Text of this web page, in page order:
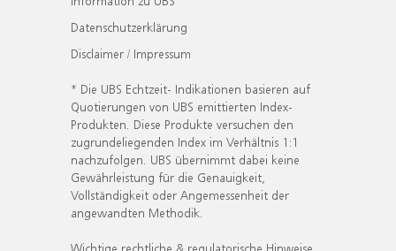
Datenschutzerklärung
Disclaimer / Impressum
* Die UBS Echtzeit- Indikationen basieren auf
Quotierungen von UBS emittierten Index-
Produkten. Diese Produkte versuchen den
zugrundeliegenden Index im Verhältnis 1:1
nachzufolgen. UBS übernimmt dabei keine
Gewährleistung für die Genauigkeit,
Vollständigkeit oder Angemessenheit der
angewandten Methodik.